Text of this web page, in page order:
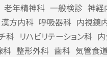
老年精神科 一般検診 神経
漢方内科 呼吸器科 内視鏡
科 リハビリテーション科
科 整形外科 歯科 気管食